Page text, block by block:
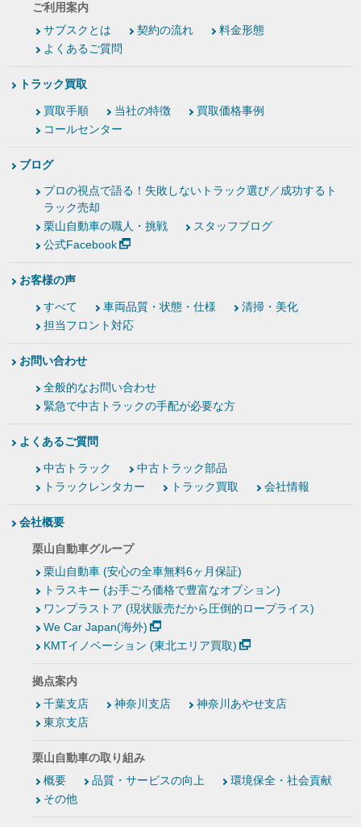
ご利用案内
サブスクとは
契約の流れ
料金形態
よくあるご質問
トラック買取
買取手順 当社の特徴
買取価格事例
コールセンター
ブログ
プロの視点で語る！失敗しないトラック選び／成功するト
ラック売却
栗山自動車の職人・挑戦
スタッフブログ
公式Facebook
お客様の声
すべて 車両品質・状態・仕様
清掃・美化
担当フロント対応
お問い合わせ
全般的なお問い合わせ
緊急で中古トラックの手配が必要な方
よくあるご質問
中古トラック
中古トラック部品
トラックレンタカー
トラック買取 会社情報
会社概要
栗山自動車グループ
栗山自動車 (安心の全車無料6ヶ月保証)
トラスキー (お手ごろ価格で豊富なオプション)
ワンプラストア (現状販売だから圧倒的ロープライス)
We Car Japan(海外)
KMTイノベーション (東北エリア買取)
拠点案内
千葉支店
神奈川支店
神奈川あやせ支店
東京支店
栗山自動車の取り組み
概要
品質・サービスの向上
環境保全・社会貢献
その他